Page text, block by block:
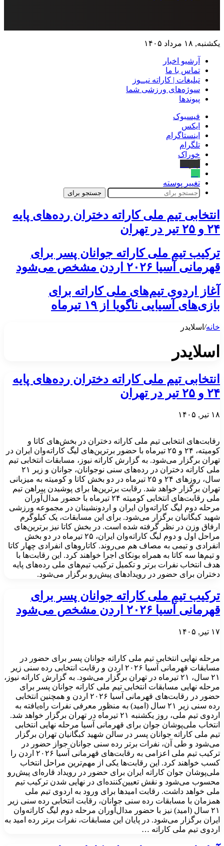
یکشنبه, ۱۸ مرداد ۱۴۰۵
آرشیو اخبار
تماس‌ با‌ ما
تبلیغات | کاراته نیــوز
سوژه‌های ورزشی شما
پیوندها
فیسبوک
ایکس
اینستاگرام
تلگرام
خوراک
تغییر پوسته
جستجو برای
انتخابی تیم ملی کاراته دختران رده‌های پایه
۲۴ و ۲۵ تیر در تهران
ترکیب تیم ملی کاراته جوانان پسر برای
قهرمانی آسیا ۲۰۲۶ اردن مشخص می‌شود
آغاز اردوی تیم‌های ملی کاراته برای
بازی‌های آسیایی ناگویا از ۱۹ تیرماه
خانه/ اسلایدر
اسلایدر
انتخابی تیم ملی کاراته دختران رده‌های پایه
۲۴ و ۲۵ تیر در تهران
۱۸ تیر, ۱۴۰۵
رقابت‌های انتخابی تیم ملی کاراته دختران در بخش‌های کاتا و
کومیته، ۲۴ و ۲۵ تیرماه با حضور برترین‌های لیگ کاراته‌وان ایران در
تهران برگزار می‌شود. به گزارش کاراته نیوز، مسابقات انتخابی تیم
ملی کاراته دختران در رده‌های سنی نوجوانان، جوانان و زیر ۲۱
سال، روزهای ۲۴ و ۲۵ تیرماه در دو بخش کاتا و کومیته به میزبانی
تهران برگزار خواهد شد. رقابت برترین‌ها برای پوشیدن پیراهن تیم
ملی رقابت‌های انتخابی کومیته ۲۴ تیرماه با حضور مدال‌آوران
مرحله دوم لیگ کاراته‌وان ایران و اردونشینان در مجموعه ورزشی
شهید کبگانیان برگزار می‌شود. برای این مسابقات، یک کیلوگرم
ارفاق وزن در نظر گرفته شده است. در بخش کاتا نیز برترین‌های
مراحل اول و دوم لیگ کاراته‌وان ایران، ۲۵ تیرماه در دو بخش
انفرادی و تیمی به مصاف هم می‌روند. کاتاروهای انفرادی چهار کاتا
و تیم‌ها سه کاتا به همراه بونکای اجرا خواهند کرد. این رقابت‌ها با
هدف انتخاب نفرات برتر و تکمیل ترکیب تیم‌های ملی رده‌های پایه
دختران برای حضور در رویدادهای پیش‌رو برگزار می‌شود.
ترکیب تیم ملی کاراته جوانان پسر برای
قهرمانی آسیا ۲۰۲۶ اردن مشخص می‌شود
۱۷ تیر, ۱۴۰۵
مرحله نهایی انتخابی تیم ملی کاراته جوانان پسر برای حضور در
مسابقات قهرمانی آسیا ۲۰۲۶ اردن و رقابت انتخابی رده سنی زیر
۲۱ سال، ۲۱ تیرماه در تهران برگزار می‌شود. به گزارش کاراته نیوز،
مرحله نهایی مسابقات انتخابی تیم ملی کاراته جوانان پسر برای
حضور در رقابت‌های قهرمانی آسیا ۲۰۲۶ اردن و همچنین انتخابی
رده سنی زیر ۲۱ سال (امید) به منظور معرفی نفرات راه‌یافته به
اردوی تیم ملی، روز یکشنبه ۲۱ تیرماه در تهران برگزار خواهد شد.
انتخاب ملی‌پوشان جوان برای قهرمانی آسیا مرحله نهایی انتخابی
تیم ملی کاراته جوانان پسر در سالن شهید کبگانیان تهران برگزار
می‌شود و طی آن، نفرات برتر رده سنی جوانان جواز حضور در
ترکیب تیم ملی اعزامی به رقابت‌های قهرمانی آسیا ۲۰۲۶ اردن را
کسب خواهند کرد. این رقابت‌ها یکی از مهم‌ترین مراحل انتخاب
ملی‌پوشان جوان کاراته ایران برای حضور در رویداد قاره‌ای پیش‌رو
محسوب می‌شود و نقش تعیین‌کننده‌ای در نهایی شدن ترکیب تیم
ملی خواهد داشت. رقابت امیدها برای ورود به اردوی تیم ملی
همزمان با مسابقات رده سنی جوانان، رقابت انتخابی رده سنی زیر
۲۱ سال (امید) نیز با حضور مدال‌آوران مرحله دوم لیگ کاراته‌وان
ایران برگزار می‌شود. در پایان این مسابقات، نفرات برتر رده امید به
اردوی تیم ملی کاراته …